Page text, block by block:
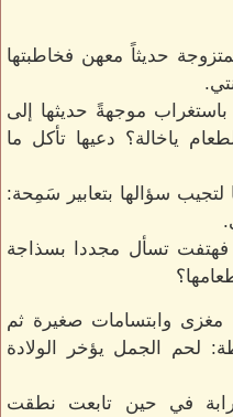
حديثاً معهن فخاطبتها
موجهةً حديثها إلى
ياخالة؟ دعيها تأكل ما
سؤالها بتعابير سَمِحة:
فهتفت تسأل مجددا بسذاجة
مغزى وابتسامات صغيرة ثم
لحم الجمل يؤخر الولادة
في حين تابعت نطقت